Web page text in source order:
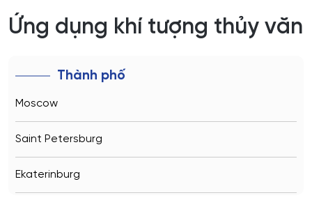
Ứng dụng khí tượng thủy văn
Thành phố
Moscow
Saint Petersburg
Ekaterinburg